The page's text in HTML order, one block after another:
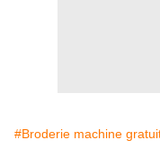
#Broderie machine